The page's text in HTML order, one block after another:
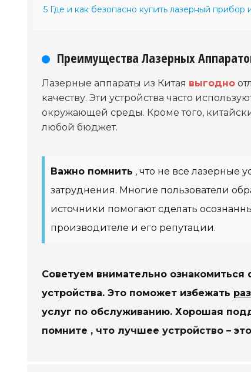
5 Где и как безопасно купить лазерный прибор
Преимущества Лазерных
Лазерные аппараты из Китая выгодно
качеству. Эти устройства часто
окружающей среды. Кроме того,
любой бюджет.
Важно помнить , что не все лазерные
затруднения. Многие пользователи
источники помогают сделать
производителе и его репутации.
Советуем внимательно ознакомиться
устройства. Это поможет избежать
услуг по обслуживанию. Хорошая
помните , что лучшее устройство –